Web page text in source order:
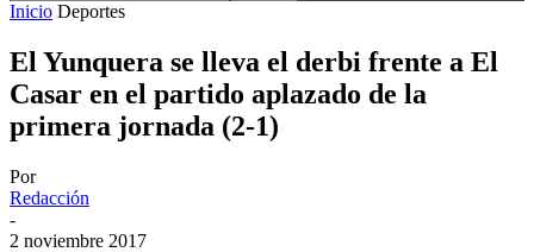
Inicio Deportes
El Yunquera se lleva el derbi frente a El
Casar en el partido aplazado de la
primera jornada (2-1)
Por
Redacción
-
2 noviembre 2017